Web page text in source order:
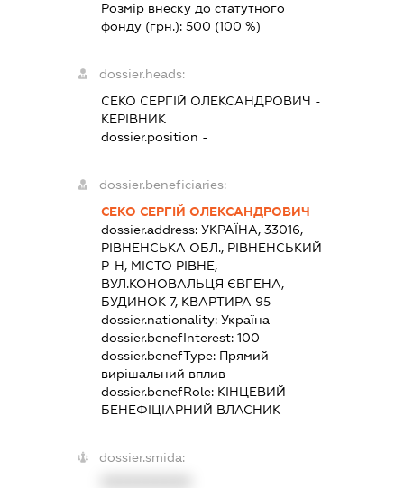
Розмір внеску до статутного
фонду (грн.): 500 (100 %)
dossier.heads:
СЕКО СЕРГІЙ ОЛЕКСАНДРОВИЧ -
КЕРІВНИК
dossier.position -
dossier.beneficiaries:
СЕКО СЕРГІЙ ОЛЕКСАНДРОВИЧ
dossier.address: УКРАЇНА, 33016,
РІВНЕНСЬКА ОБЛ., РІВНЕНСЬКИЙ
Р-Н, МІСТО РІВНЕ,
ВУЛ.КОНОВАЛЬЦЯ ЄВГЕНА,
БУДИНОК 7, КВАРТИРА 95
dossier.nationality: Україна
dossier.benefInterest: 100
dossier.benefType: Прямий
вирішальний вплив
dossier.benefRole: КІНЦЕВИЙ
БЕНЕФІЦІАРНИЙ ВЛАСНИК
dossier.smida: